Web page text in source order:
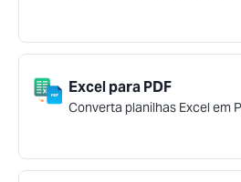
Excel para PDF
Converta planilhas Excel em